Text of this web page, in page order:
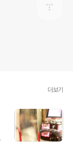
더보기